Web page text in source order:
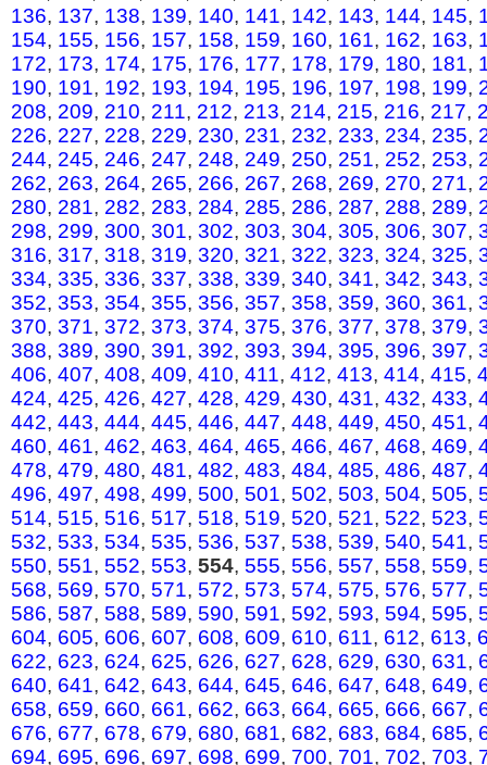
136, 137, 138, 139, 140, 141, 142, 143, 144, 145,
154, 155, 156, 157, 158, 159, 160, 161, 162, 163,
172, 173, 174, 175, 176, 177, 178, 179, 180, 181,
190, 191, 192, 193, 194, 195, 196, 197, 198, 199,
208, 209, 210, 211, 212, 213, 214, 215, 216, 217,
226, 227, 228, 229, 230, 231, 232, 233, 234, 235,
244, 245, 246, 247, 248, 249, 250, 251, 252, 253,
262, 263, 264, 265, 266, 267, 268, 269, 270, 271,
280, 281, 282, 283, 284, 285, 286, 287, 288, 289,
298, 299, 300, 301, 302, 303, 304, 305, 306, 307,
316, 317, 318, 319, 320, 321, 322, 323, 324, 325,
334, 335, 336, 337, 338, 339, 340, 341, 342, 343,
352, 353, 354, 355, 356, 357, 358, 359, 360, 361,
370, 371, 372, 373, 374, 375, 376, 377, 378, 379,
388, 389, 390, 391, 392, 393, 394, 395, 396, 397,
406, 407, 408, 409, 410, 411, 412, 413, 414, 415,
424, 425, 426, 427, 428, 429, 430, 431, 432, 433,
442, 443, 444, 445, 446, 447, 448, 449, 450, 451,
460, 461, 462, 463, 464, 465, 466, 467, 468, 469,
478, 479, 480, 481, 482, 483, 484, 485, 486, 487,
496, 497, 498, 499, 500, 501, 502, 503, 504, 505,
514, 515, 516, 517, 518, 519, 520, 521, 522, 523,
532, 533, 534, 535, 536, 537, 538, 539, 540, 541,
550, 551, 552, 553, 554, 555, 556, 557, 558, 559,
568, 569, 570, 571, 572, 573, 574, 575, 576, 577,
586, 587, 588, 589, 590, 591, 592, 593, 594, 595,
604, 605, 606, 607, 608, 609, 610, 611, 612, 613,
622, 623, 624, 625, 626, 627, 628, 629, 630, 631,
640, 641, 642, 643, 644, 645, 646, 647, 648, 649,
658, 659, 660, 661, 662, 663, 664, 665, 666, 667,
676, 677, 678, 679, 680, 681, 682, 683, 684, 685,
694, 695, 696, 697, 698, 699, 700, 701, 702, 703,